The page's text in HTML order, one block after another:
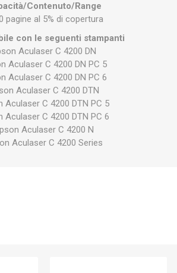
Contenuto/Range
pagine al 5% di copertura
con le seguenti stampanti
Aculaser C 4200 DN
Aculaser C 4200 DN PC 5
Aculaser C 4200 DN PC 6
Aculaser C 4200 DTN
Aculaser C 4200 DTN PC 5
Aculaser C 4200 DTN PC 6
Aculaser C 4200 N
Aculaser C 4200 Series